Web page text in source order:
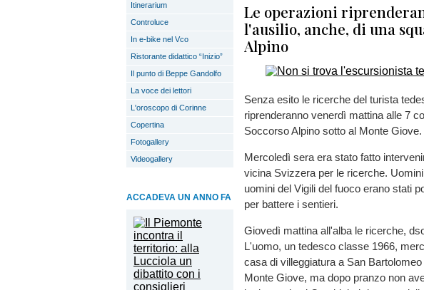
Itinerarium
Controluce
In e-bike nel Vco
Ristorante didattico “Inizio”
Il punto di Beppe Gandolfo
La voce dei lettori
L'oroscopo di Corinne
Copertina
Fotogallery
Videogallery
ACCADEVA UN ANNO FA
Le operazioni
l'ausilio, anche, di una
Alpino
Senza esito le ricerche del turista
riprenderanno venerdì mattina alle 7
Soccorso Alpino sotto al Monte Giove.
Mercoledì sera era stato fatto
vicina Svizzera per le ricerche.
uomini del Vigili del fuoco erano stati
per battere i sentieri.
Giovedì mattina all'alba le ricerche,
L'uomo, un tedesco classe 1966,
casa di villeggiatura a San
Monte Giove, ma dopo pranzo non